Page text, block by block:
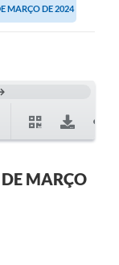
MARÇO DE 2024
MARÇO